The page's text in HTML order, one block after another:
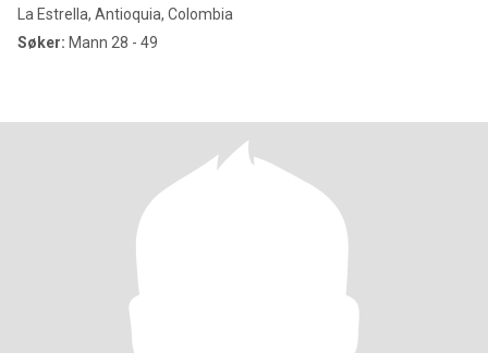
La Estrella, Antioquia, Colombia
Søker: Mann 28 - 49